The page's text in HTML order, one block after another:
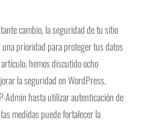
cambio, la seguridad de tu sitio
prioridad para proteger tus datos
hemos discutido ocho
la seguridad en WordPress.
Admin hasta utilizar autenticación de
medidas puede fortalecer la